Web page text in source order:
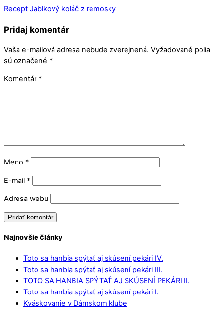
Recept Jablkový koláč z remosky
Pridaj komentár
Vaša e-mailová adresa nebude zverejnená. Vyžadované polia
sú označené *
Komentár *
Meno *
E-mail *
Adresa webu
Najnovšie články
Toto sa hanbia spýtať aj skúsení pekári IV.
Toto sa hanbia spýtať aj skúsení pekári III.
TOTO SA HANBIA SPÝTAŤ AJ SKÚSENÍ PEKÁRI II.
Toto sa hanbia spýtať aj skúsení pekári I.
Kváskovanie v Dámskom klube